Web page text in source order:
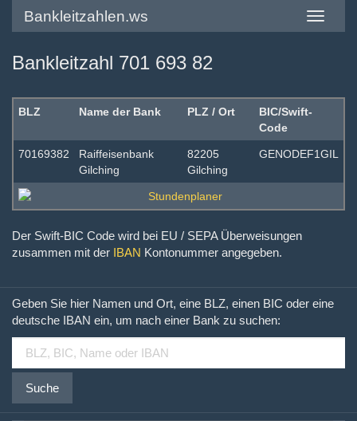
Toggle
Bankleitzahlen.ws
Bankleitzahl 701 693 82
BLZ Name der Bank PLZ / Ort
BIC/Swift-
Code
70169382
Raiffeisenbank
Gilching
82205
Gilching
GENODEF1GIL
Der Swift-BIC Code wird bei EU / SEPA Überweisungen
zusammen mit der IBAN Kontonummer angegeben.
Geben Sie hier Namen und Ort, eine BLZ, einen BIC oder eine
deutsche IBAN ein, um nach einer Bank zu suchen:
Suche